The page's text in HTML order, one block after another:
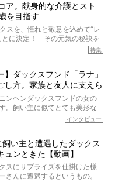
養”が不足しがちになっている
れるのが、コラーゲン！ そ
の犬用コラーゲンサプリ
た！
実感した」と評判のTa-Ta(タ
ア。献身的な介護とスト
を目指す
スを、憧れと敬意を込めて“レ
とに決定！ その元気の秘訣を
集『レジェンドダックスの肖
リシーのもと、甘やかさずに
期検査すらしたことがなかっ
てその長生きの秘訣とは。
特集
】ダックスフンド「ラナ」
し方。家族と友人に支えら
ンヘンダックスフンドの女の
。飼い主に似てとても美形な
のインスタグラムでは、ラナ
は、去年の誕生日に小池さん
ハーネスをつけて撮影に参加
インタビュー
い主と遭遇したダックス
ンときた【動画】
スにサプライズを仕掛けた様
さんに遭遇するというもの。
ぐに気付いて追いかけたり、